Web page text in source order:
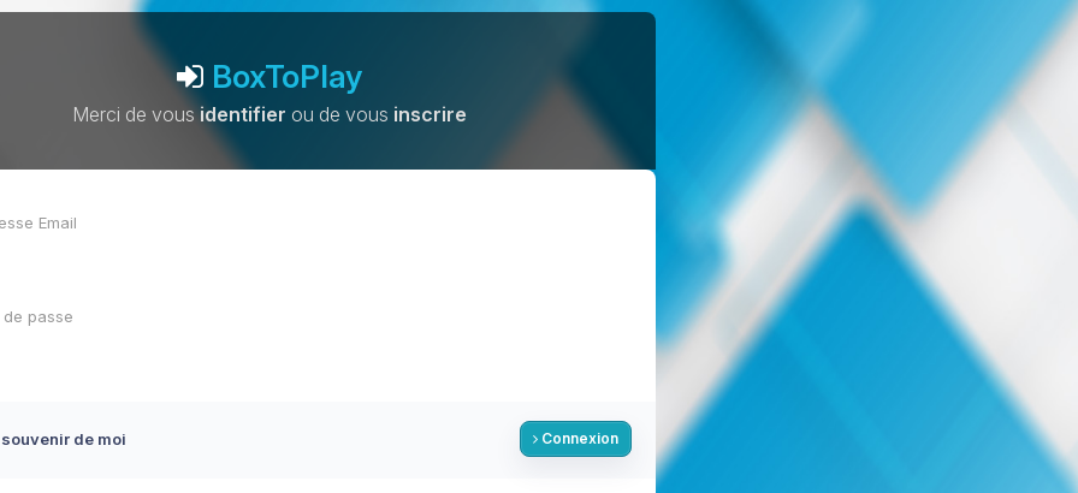
BoxToPlay
Merci de vousidentifier ou de vous inscrire
de moi Connexion